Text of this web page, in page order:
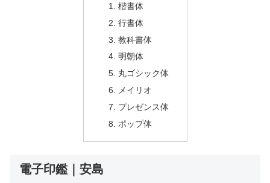
楷書体
行書体
教科書体
明朝体
丸ゴシック体
メイリオ
プレゼンス体
ポップ体
電子印鑑｜安島